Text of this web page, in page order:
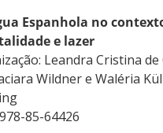
Espanhola no
e lazer
Leandra Cristina de
Wildner e Waléria
85-64426